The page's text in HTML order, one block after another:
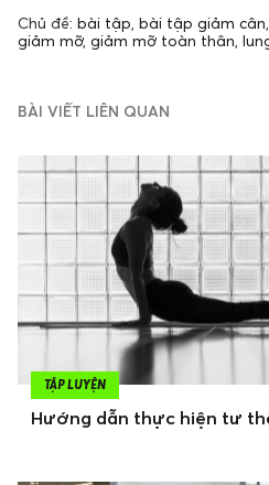
Chủ đề: bài tập, bài tập giảm cân,
giảm mỡ, giảm mỡ toàn thân,
BÀI VIẾT LIÊN QUAN
TẬP LUYỆN
Hướng dẫn thực hiện tư